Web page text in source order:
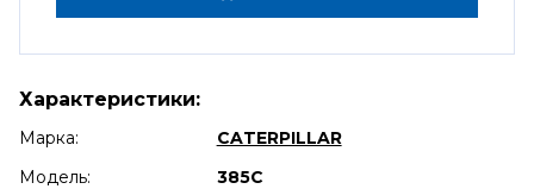
Характеристики:
Марка:
CATERPILLAR
Модель:
385C